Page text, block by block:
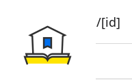
book/rent/[id]
대여